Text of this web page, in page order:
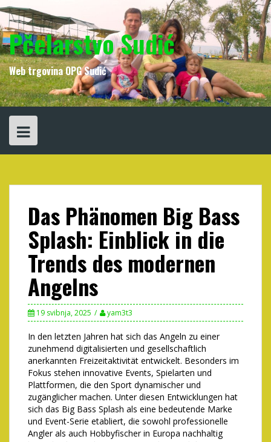
Skip
to
content
Pčelarstvo Sudić
Web trgovina OPG Sudić
Das Phänomen Big Bass
Splash: Einblick in die
Trends des modernen
Angelns
19 svibnja, 2025 yam3t3
In den letzten Jahren hat sich das Angeln zu einer
zunehmend digitalisierten und gesellschaftlich
anerkannten Freizeitaktivität entwickelt. Besonders im
Fokus stehen innovative Events, Spielarten und
Plattformen, die den Sport dynamischer und
zugänglicher machen. Unter diesen Entwicklungen hat
sich das Big Bass Splash als eine bedeutende Marke
und Event-Serie etabliert, die sowohl professionelle
Angler als auch Hobbyfischer in Europa nachhaltig